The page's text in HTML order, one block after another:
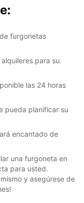
furgonetas
para su
las 24 horas
pueda planificar su
encantado de
una furgoneta en
para usted.
y asegúrese de